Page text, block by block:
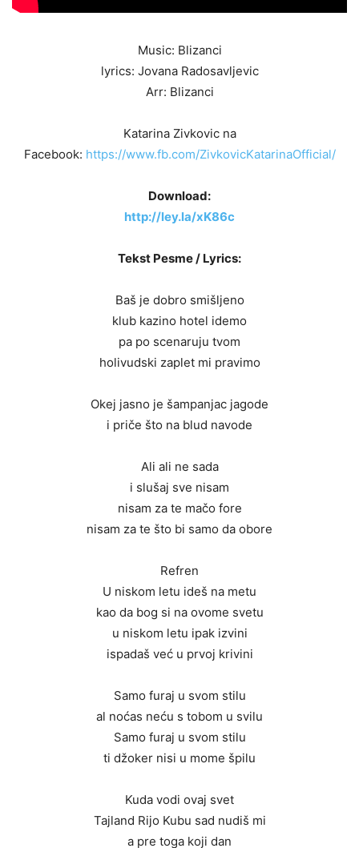
Music: Blizanci
lyrics: Jovana Radosavljevic
Arr: Blizanci
Katarina Zivkovic na
Facebook: https://www.fb.com/ZivkovicKatarinaOfficial/
Download:
http://ley.la/xK86c
Tekst Pesme / Lyrics:
Baš je dobro smišljeno
klub kazino hotel idemo
pa po scenaruju tvom
holivudski zaplet mi pravimo
Okej jasno je šampanjac jagode
i priče što na blud navode
Ali ali ne sada
i slušaj sve nisam
nisam za te mačo fore
nisam za te što bi samo da obore
Refren
U niskom letu ideš na metu
kao da bog si na ovome svetu
u niskom letu ipak izvini
ispadaš već u prvoj krivini
Samo furaj u svom stilu
al noćas neću s tobom u svilu
Samo furaj u svom stilu
ti džoker nisi u mome špilu
Kuda vodi ovaj svet
Tajland Rijo Kubu sad nudiš mi
a pre toga koji dan